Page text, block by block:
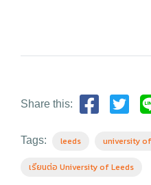
Share this:
Tags: leeds university
เรียนต่อ University of Leeds